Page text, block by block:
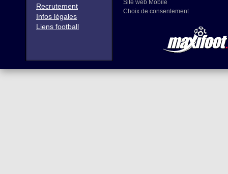
Recrutement
Infos légales
Liens football
Site web Mobile
Choix de consentement